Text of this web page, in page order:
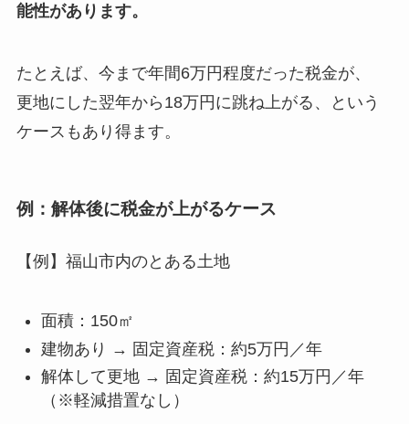
能性があります。
たとえば、今まで年間6万円程度だった税金が、
更地にした翌年から18万円に跳ね上がる、という
ケースもあり得ます。
例：解体後に税金が上がるケース
【例】福山市内のとある土地
面積：150㎡
建物あり → 固定資産税：約5万円／年
解体して更地 → 固定資産税：約15万円／年
（※軽減措置なし）